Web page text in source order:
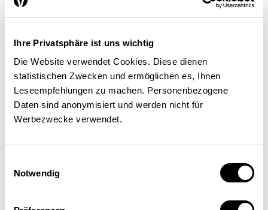
Ihre Privatsphäre ist uns wichtig
Die Website verwendet Cookies. Diese dienen
statistischen Zwecken und ermöglichen es, Ihnen
Leseempfehlungen zu machen. Personenbezogene
Daten sind anonymisiert und werden nicht für
Werbezwecke verwendet.
Notwendig
den wiederkehrenden Kosten sind es ebenfalls
7500 Franken pro Unternehmen und Jahr.
Insgesamt fallen die Umstellungskosten also
eher gering aus. Relativ gesehen, haben
grössere Unternehmen tendenziell höhere
einmalige und wiederkehrende
Umstellungskosten als kleine. Für den Staat
diese in der Studie nicht untersucht wurden.